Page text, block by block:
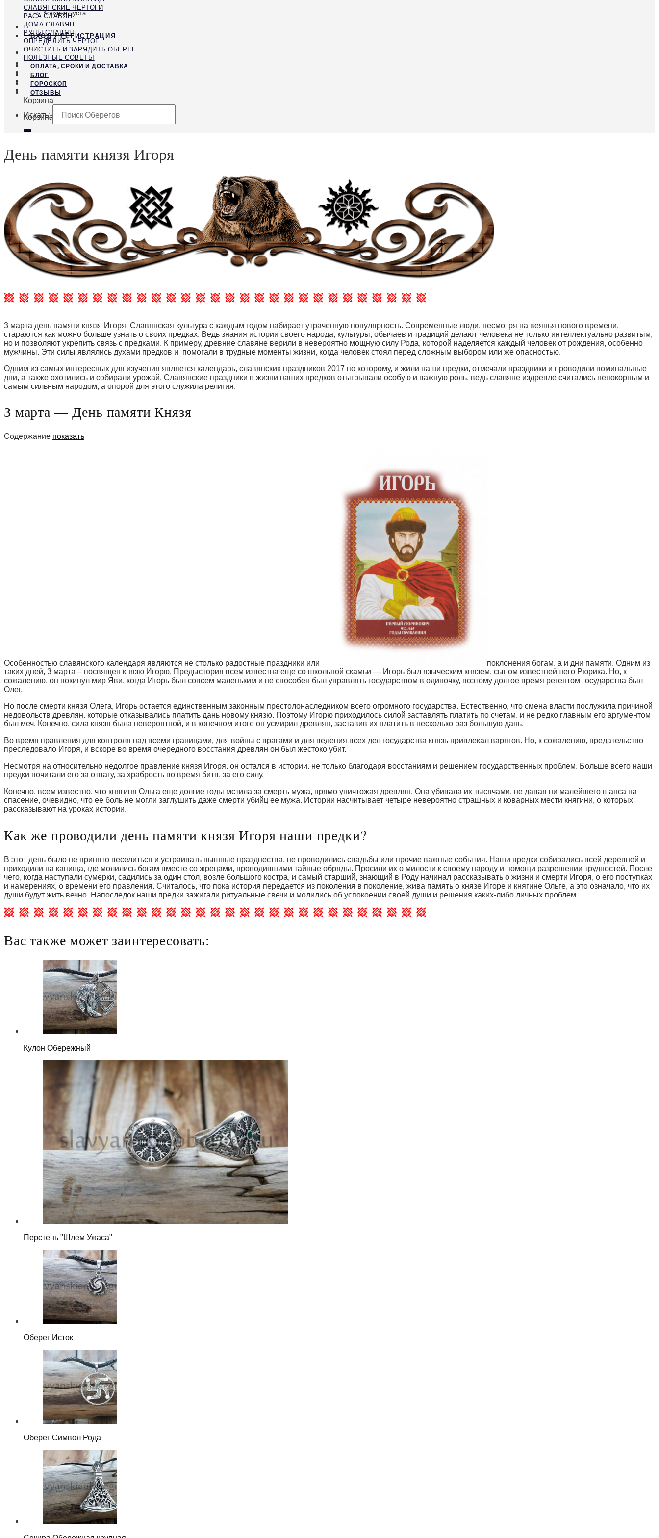
Корзина пуста.
ВХОД / РЕГИСТРАЦИЯ
Корзина
Корзина пуста.
СЛАВЯНСКИЕ ЧЕРТОГИ
РАСА СЛАВЯН
ДОМА СЛАВЯН
РУНЫ СЛАВЯН
ОПРЕДЕЛИТЬ ЧЕРТОГ
ОЧИСТИТЬ И ЗАРЯДИТЬ ОБЕРЕГ
ПОЛЕЗНЫЕ СОВЕТЫ
ОПЛАТА, СРОКИ И ДОСТАВКА
БЛОГ
ГОРОСКОП
ОТЗЫВЫ
Искать:
День памяти князя Игоря
3 марта день памяти князя Игоря. Славянская культура с каждым годом набирает утраченную популярность. Современные люди, несмотря на веянья нового времени,
стараются как можно больше узнать о своих предках. Ведь знания истории своего народа, культуры, обычаев и традиций делают человека не только интеллектуально развитым,
но и позволяют укрепить связь с предками. К примеру, древние славяне верили в невероятно мощную силу Рода, которой наделяется каждый человек от рождения, особенно
мужчины. Эти силы являлись духами предков и помогали в трудные моменты жизни, когда человек стоял перед сложным выбором или же опасностью.
Одним из самых интересных для изучения является календарь, славянских праздников 2017 по которому, и жили наши предки, отмечали праздники и проводили поминальные
дни, а также охотились и собирали урожай. Славянские праздники в жизни наших предков отыгрывали особую и важную роль, ведь славяне издревле считались непокорным и
самым сильным народом, а опорой для этого служила религия.
З марта — День памяти Князя
Содержание показать
Особенностью славянского календаря являются не столько радостные праздники или
поклонения богам, а и дни памяти. Одним из
таких дней, 3 марта – посвящен князю Игорю. Предыстория всем известна еще со школьной скамьи — Игорь был языческим князем, сыном известнейшего Рюрика. Но, к
сожалению, он покинул мир Яви, когда Игорь был совсем маленьким и не способен был управлять государством в одиночку, поэтому долгое время регентом государства был
Олег.
Но после смерти князя Олега, Игорь остается единственным законным престолонаследником всего огромного государства. Естественно, что смена власти послужила причиной
недовольств древлян, которые отказывались платить дань новому князю. Поэтому Игорю приходилось силой заставлять платить по счетам, и не редко главным его аргументом
был меч. Конечно, сила князя была невероятной, и в конечном итоге он усмирил древлян, заставив их платить в несколько раз большую дань.
Во время правления для контроля над всеми границами, для войны с врагами и для ведения всех дел государства князь привлекал варягов. Но, к сожалению, предательство
преследовало Игоря, и вскоре во время очередного восстания древлян он был жестоко убит.
Несмотря на относительно недолгое правление князя Игоря, он остался в истории, не только благодаря восстаниям и решением государственных проблем. Больше всего наши
предки почитали его за отвагу, за храбрость во время битв, за его силу.
Конечно, всем известно, что княгиня Ольга еще долгие годы мстила за смерть мужа, прямо уничтожая древлян. Она убивала их тысячами, не давая ни малейшего шанса на
спасение, очевидно, что ее боль не могли заглушить даже смерти убийц ее мужа. Истории насчитывает четыре невероятно страшных и коварных мести княгини, о которых
рассказывают на уроках истории.
Как же проводили день памяти князя Игоря наши предки?
В этот день было не принято веселиться и устраивать пышные празднества, не проводились свадьбы или прочие важные события. Наши предки собирались всей деревней и
приходили на капища, где молились богам вместе со жрецами, проводившими тайные обряды. Просили их о милости к своему народу и помощи разрешении трудностей. После
чего, когда наступали сумерки, садились за один стол, возле большого костра, и самый старший, знающий в Роду начинал рассказывать о жизни и смерти Игоря, о его поступках
и намерениях, о времени его правления. Считалось, что пока история передается из поколения в поколение, жива память о князе Игоре и княгине Ольге, а это означало, что их
души будут жить вечно. Напоследок наши предки зажигали ритуальные свечи и молились об успокоении своей души и решения каких-либо личных проблем.
Вас также может заинтересовать:
Кулон Обережный
Перстень "Шлем Ужаса"
Оберег Исток
Оберег Символ Рода